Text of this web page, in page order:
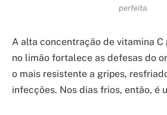
perfeita.
A alta concentração de vitamina C
no limão fortalece as defesas do
o mais resistente a gripes,
infecções. Nos dias frios, então, é